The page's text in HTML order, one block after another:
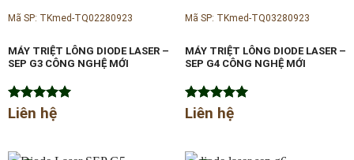
Mã SP: TKmed-TQ02280923
MÁY TRIỆT LÔNG DIODE LASER –
SEP G3 CÔNG NGHỆ MỚI
Được xếp
5.00
Liên hệ
Mã SP: TKmed-TQ03280923
MÁY TRIỆT LÔNG DIODE LASER –
SEP G4 CÔNG NGHỆ MỚI
Được xếp
5.00
Liên hệ